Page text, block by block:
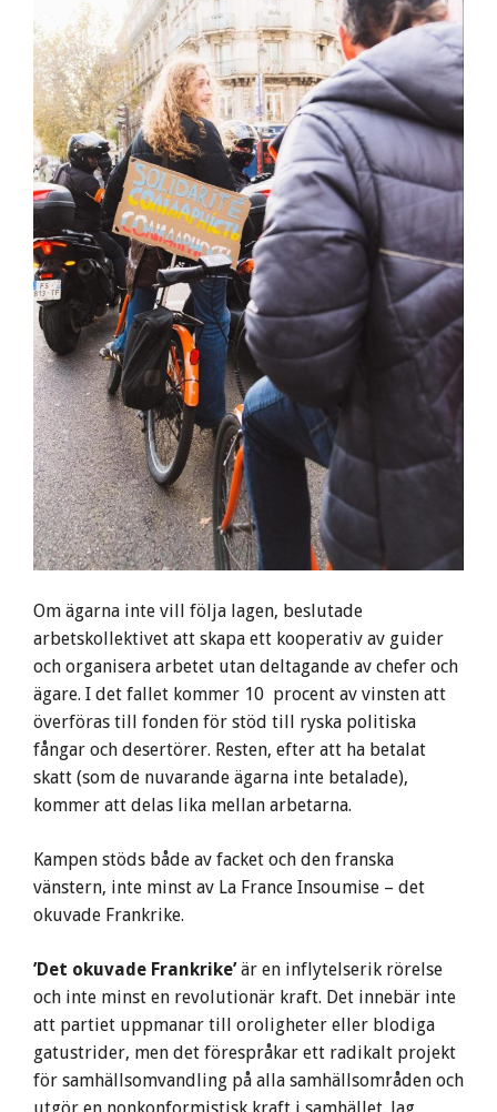
Om ägarna inte vill följa lagen, beslutade
arbetskollektivet att skapa ett kooperativ av guider
och organisera arbetet utan deltagande av chefer och
ägare. I det fallet kommer 10 procent av vinsten att
överföras till fonden för stöd till ryska politiska
fångar och desertörer. Resten, efter att ha betalat
skatt (som de nuvarande ägarna inte betalade),
kommer att delas lika mellan arbetarna.
Kampen stöds både av facket och den franska
vänstern, inte minst av La France Insoumise – det
okuvade Frankrike.
’Det okuvade Frankrike’är en inflytelserik rörelse
och inte minst en revolutionär kraft. Det innebär inte
att partiet uppmanar till oroligheter eller blodiga
gatustrider, men det förespråkar ett radikalt projekt
för samhällsomvandling på alla samhällsområden och